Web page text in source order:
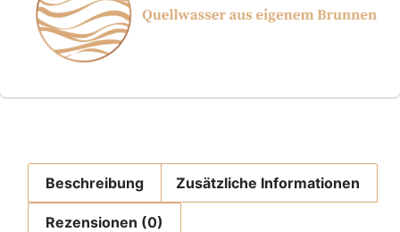
Beschreibung Zusätzliche Informationen
Rezensionen (0)